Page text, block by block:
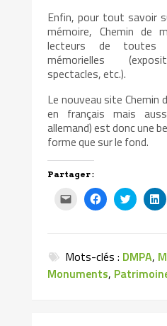
Enfin, pour tout savoir
mémoire, Chemin de
lecteurs de toutes
mémorielles
spectacles, etc.).
Le nouveau site Chemin
en français mais
allemand) est donc une
forme que sur le fond.
Partager :
Cliquez
pour
envoyer
un
ami(ouvre
dans
une
Cliquez
pour
partager
nouvelle
fenêtre)
Cliquez
pour
partager
nouvelle
fenêtre)
Mots-clés : DMPA,
Monuments,